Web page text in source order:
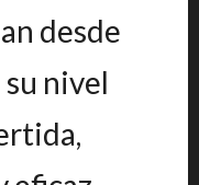
desde
nivel